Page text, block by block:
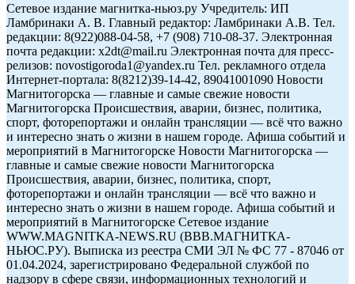
Сетевое издание магнитка-ньюз.ру Учредитель: ИП
Ламбринаки А. В. Главный редактор: Ламбринаки А.В. Тел.
редакции: 8(922)088-04-58, +7 (908) 710-08-37. Электронная
почта редакции: x2dt@mail.ru Электронная почта для пресс-
релизов: novostigoroda1@yandex.ru Тел. рекламного отдела
Интернет-портала: 8(8212)39-14-42, 89041001090 Новости
Магнитогорска — главные и самые свежие новости
Магнитогорска Происшествия, аварии, бизнес, политика,
спорт, фоторепортажи и онлайн трансляции — всё что важно
и интересно знать о жизни в нашем городе. Афиша событий и
мероприятий в Магнитогорске Новости Магнитогорска —
главные и самые свежие новости Магнитогорска
Происшествия, аварии, бизнес, политика, спорт,
фоторепортажи и онлайн трансляции — всё что важно и
интересно знать о жизни в нашем городе. Афиша событий и
мероприятий в Магнитогорске Сетевое издание
WWW.MAGNITKA-NEWS.RU (ВВВ.МАГНИТКА-
НЬЮС.РУ). Выписка из реестра СМИ ЭЛ № ФС 77 - 87046 от
01.04.2024, зарегистрировано Федеральной службой по
надзору в сфере связи, информационных технологий и